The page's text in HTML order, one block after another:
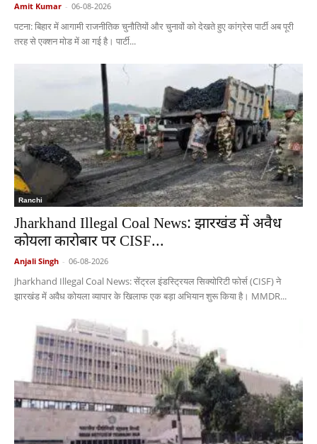
Amit Kumar - 06-08-2026
पटना: बिहार में आगामी राजनीतिक चुनौतियों और चुनावों को देखते हुए कांग्रेस पार्टी अब पूरी
तरह से एक्शन मोड में आ गई है। पार्टी...
Ranchi
Jharkhand Illegal Coal News: झारखंड में अवैध
कोयला कारोबार पर CISF...
Anjali Singh - 06-08-2026
Jharkhand Illegal Coal News: सेंट्रल इंडस्ट्रियल सिक्योरिटी फोर्स (CISF) ने
झारखंड में अवैध कोयला व्यापार के खिलाफ एक बड़ा अभियान शुरू किया है। MMDR...